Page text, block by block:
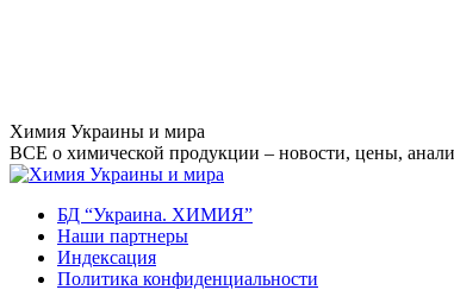
Перейти
к
содержанию
Химия Украины и мира
ВСЕ о химической продукции – новости, цены,
БД “Украина. ХИМИЯ”
Наши партнеры
Индексация
Политика конфиденциальности